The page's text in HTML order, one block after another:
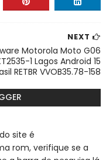
NEXT
Motorola Moto G06
1 Lagos Android 15
RETBR VVOB35.78-158
site é
rom, verifique se a